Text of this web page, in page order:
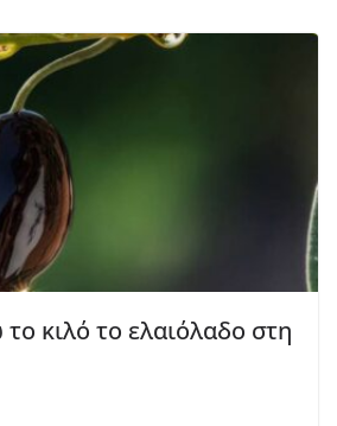
κιλό το ελαιόλαδο στη